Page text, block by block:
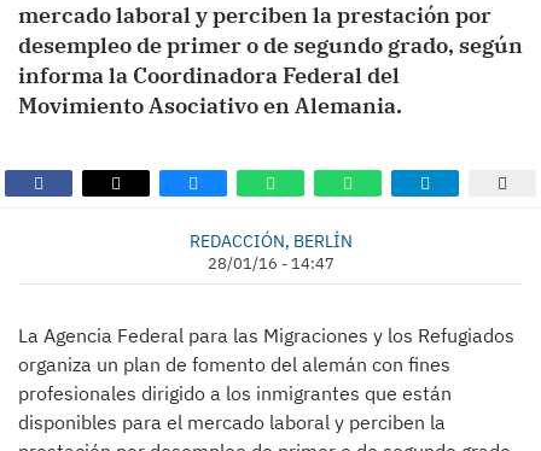
mercado laboral y perciben la prestación por
desempleo de primer o de segundo grado, según
informa la Coordinadora Federal del
Movimiento Asociativo en Alemania.
REDACCIÓN, BERLÍN
28/01/16 - 14:47
La Agencia Federal para las Migraciones y los Refugiados
organiza un plan de fomento del alemán con fines
profesionales dirigido a los inmigrantes que están
disponibles para el mercado laboral y perciben la